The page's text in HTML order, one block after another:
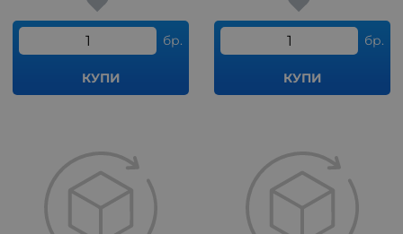
бр.
КУПИ
бр.
КУПИ